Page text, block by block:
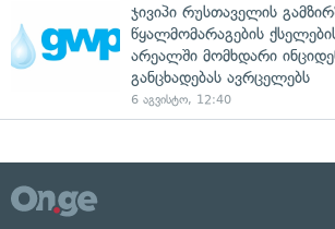
ჯივიპი რუსთაველის
წყალმომარაგების
არეალში მომხდარი
განცხადებას ავრცელებს
6 აგვისტო, 12:40